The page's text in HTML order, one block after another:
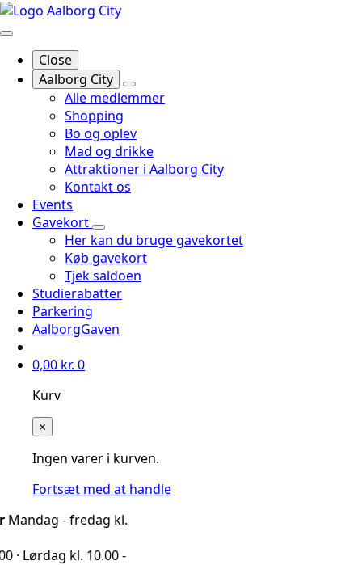
Close
Aalborg City
Alle medlemmer
Shopping
Bo og oplev
Mad og drikke
Attraktioner i Aalborg City
Kontakt os
Events
Gavekort
Her kan du bruge gavekortet
Køb gavekort
Tjek saldoen
Studierabatter
Parkering
AalborgGaven
0,00 kr. 0
Kurv
×
Ingen varer i kurven.
Fortsæt med at handle
- fredag kl.
kl. 10.00 -